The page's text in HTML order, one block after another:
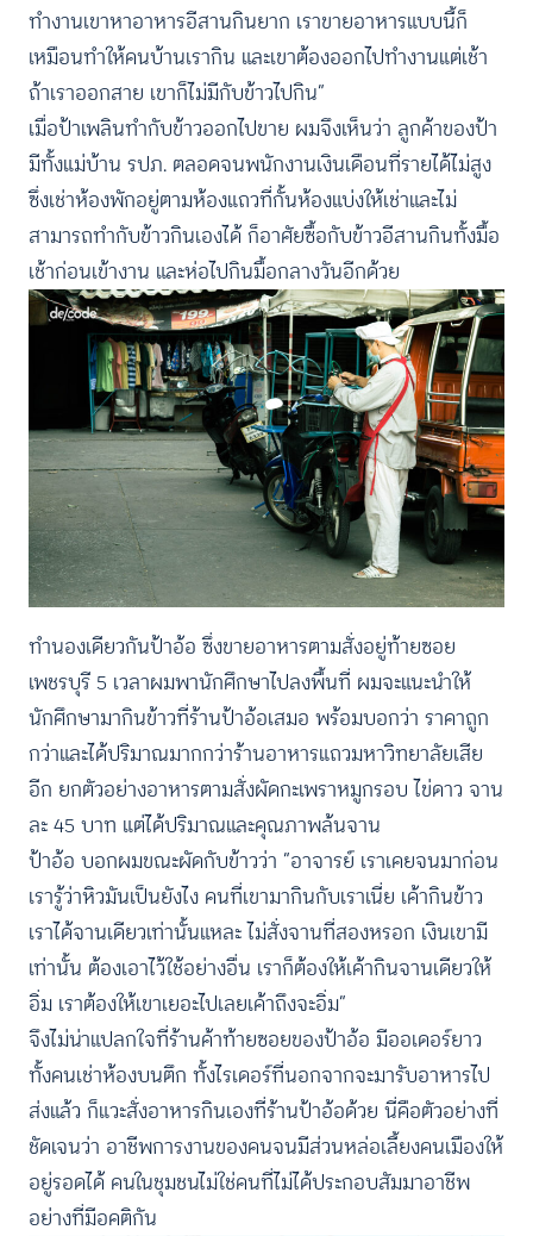
ทำงานเขาหาอาหารอีสานกินยาก เราขายอาหารแบบนี้ก็
เหมือนทำให้คนบ้านเรากิน และเขาต้องออกไปทำงานแต่เช้า
ถ้าเราออกสาย เขาก็ไม่มีกับข้าวไปกิน”
เมื่อป้าเพลินทำกับข้าวออกไปขาย ผมจึงเห็นว่า ลูกค้าของป้า
มีทั้งแม่บ้าน รปภ. ตลอดจนพนักงานเงินเดือนที่รายได้ไม่สูง
ซึ่งเช่าห้องพักอยู่ตามห้องแถวที่กั้นห้องแบ่งให้เช่าและไม่
สามารถทำกับข้าวกินเองได้ ก็อาศัยซื้อกับข้าวอีสานกินทั้งมื้อ
เช้าก่อนเข้างาน และห่อไปกินมื้อกลางวันอีกด้วย
ทำนองเดียวกันป้าอ้อ ซึ่งขายอาหารตามสั่งอยู่ท้ายซอย
เพชรบุรี 5 เวลาผมพานักศึกษาไปลงพื้นที่ ผมจะแนะนำให้
นักศึกษามากินข้าวที่ร้านป้าอ้อเสมอ พร้อมบอกว่า ราคาถูก
กว่าและได้ปริมาณมากกว่าร้านอาหารแถวมหาวิทยาลัยเสีย
อีก ยกตัวอย่างอาหารตามสั่งผัดกะเพราหมูกรอบ ไข่ดาว จาน
ละ 45 บาท แต่ได้ปริมาณและคุณภาพล้นจาน
ป้าอ้อ บอกผมขณะผัดกับข้าวว่า “อาจารย์ เราเคยจนมาก่อน
เรารู้ว่าหิวมันเป็นยังไง คนที่เขามากินกับเราเนี่ย เค้ากินข้าว
เราได้จานเดียวเท่านั้นแหละ ไม่สั่งจานที่สองหรอก เงินเขามี
เท่านั้น ต้องเอาไว้ใช้อย่างอื่น เราก็ต้องให้เค้ากินจานเดียวให้
อิ่ม เราต้องให้เขาเยอะไปเลยเค้าถึงจะอิ่ม”
จึงไม่น่าแปลกใจที่ร้านค้าท้ายซอยของป้าอ้อ มีออเดอร์ยาว
ทั้งคนเช่าห้องบนตึก ทั้งไรเดอร์ที่นอกจากจะมารับอาหารไป
ส่งแล้ว ก็แวะสั่งอาหารกินเองที่ร้านป้าอ้อด้วย นี่คือตัวอย่างที่
ชัดเจนว่า อาชีพการงานของคนจนมีส่วนหล่อเลี้ยงคนเมืองให้
อยู่รอดได้ คนในชุมชนไม่ใช่คนที่ไม่ได้ประกอบสัมมาอาชีพ
อย่างที่มีอคติกัน